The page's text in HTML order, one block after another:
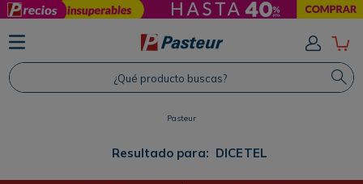
¿Qué producto buscas?
Pasteur
Resultado para: DICETEL
TÉRMINOS MÁS BUSCADOS
1. Protector Solar
2. Proteina